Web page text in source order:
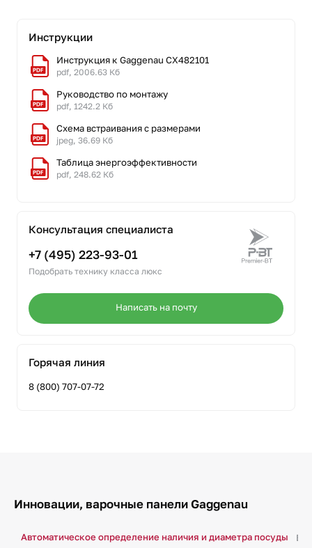
Инструкции
Инструкция к Gaggenau CX482101
pdf, 2006.63 Кб
Руководство по монтажу
pdf, 1242.2 Кб
Схема встраивания с размерами
jpeg, 36.69 Кб
Таблица энергоэффективности
pdf, 248.62 Кб
Консультация специалиста
+7 (495) 223-93-01
Подобрать технику класса люкс
Написать на почту
Горячая линия
8 (800) 707-07-72
Инновации, варочные панели Gaggenau
Автоматическое определение наличия и диаметра посуды